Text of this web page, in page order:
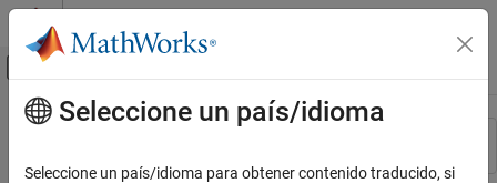
Saltar al contenido
Mostrar/ocultar menú de navegación
Recurso
Contenido principal
Seleccione un país/idioma
Seleccione un país/idioma para obtener contenido traducido, si